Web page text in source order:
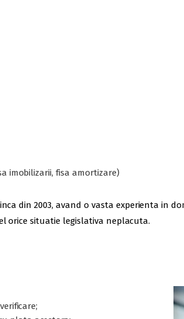
imobilizarii, fisa amortizare)
din 2003, avand o vasta experienta in
orice situatie legislativa neplacuta.